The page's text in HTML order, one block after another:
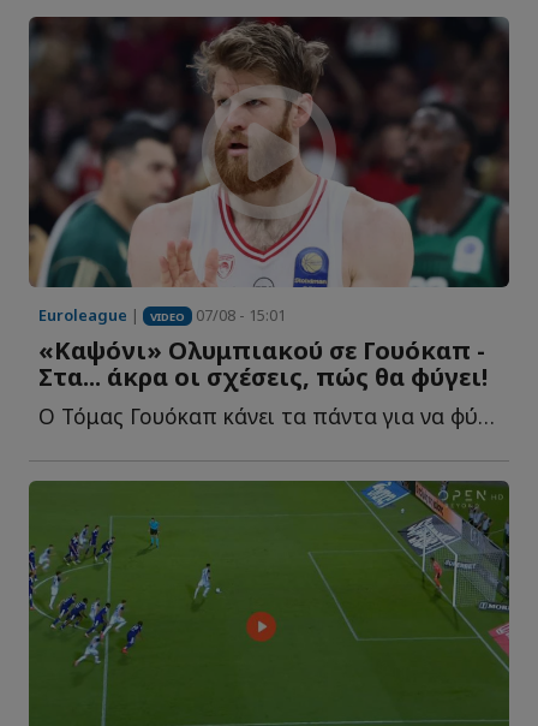
Euroleague | VIDEO 07/08 - 15:01
«Καψόνι» Ολυμπιακού σε Γουόκαπ -
Στα... άκρα οι σχέσεις, πώς θα φύγει!
Ο Τόμας Γουόκαπ κάνει τα πάντα για να φύγει από τον Ο...